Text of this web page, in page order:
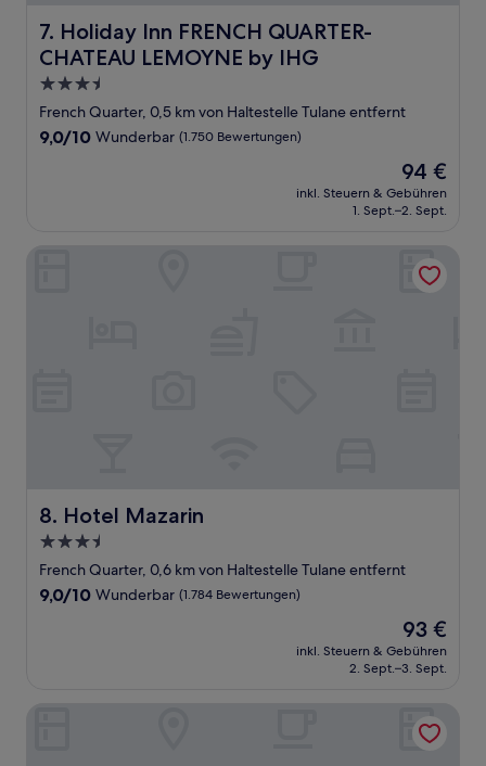
7. Holiday Inn FRENCH QUARTER-
CHATEAU LEMOYNE by IHG
Holiday Inn FRENCH QUARTER-CHATEAU LEMOYNE by
3.5-
Sterne-
Unterkunft
French Quarter, 0,5 km von Haltestelle Tulane entfernt
9.0
9,0/10 Wunderbar (1.750 Bewertungen)
Der
Preis
beträgt
94 €
inkl. Steuern & Gebühren
1. Sept.–2. Sept.
8. Hotel Mazarin
Hotel Mazarin
3.5-
Sterne-
Unterkunft
French Quarter, 0,6 km von Haltestelle Tulane entfernt
9.0
9,0/10 Wunderbar (1.784 Bewertungen)
Der
Preis
beträgt
93 €
inkl. Steuern & Gebühren
2. Sept.–3. Sept.